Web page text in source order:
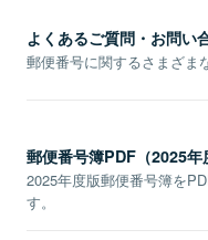
よくあるご質問・お問い
郵便番号に関するさまざま
郵便番号簿PDF（2025年
2025年度版郵便番号簿を
す。